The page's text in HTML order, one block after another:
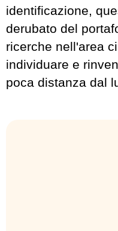
identificazione,
derubato del
ricerche nell'area
individuare e
poca distanza dal